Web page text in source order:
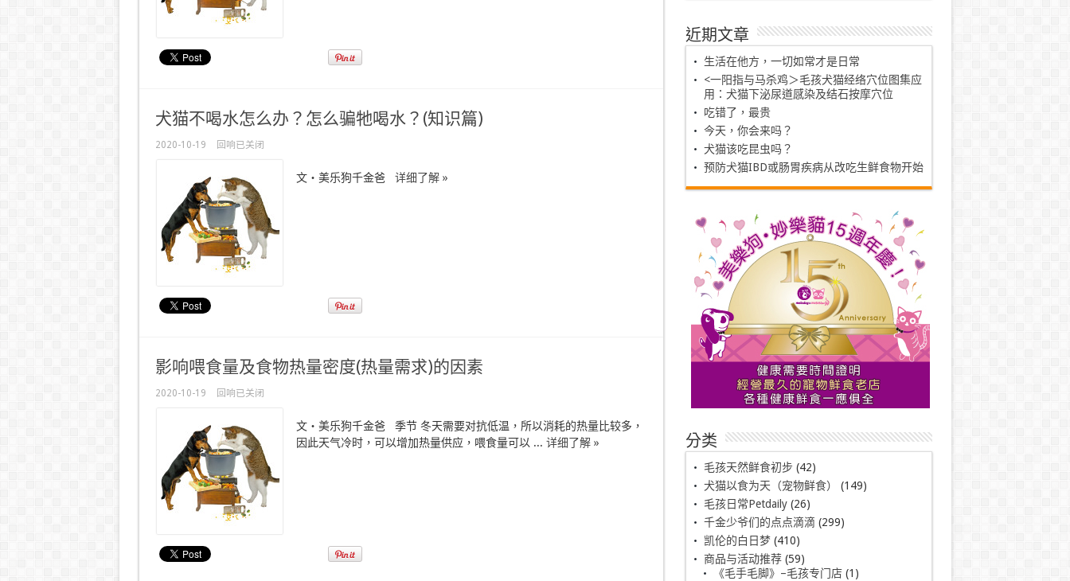
犬猫不喝水怎么办？怎么骗牠喝水？(知识篇)
2020-10-19 回响已关闭
文・美乐狗千金爸 详细了解 »
影响喂食量及食物热量密度(热量需求)的因素
2020-10-19 回响已关闭
文・美乐狗千金爸 季节 冬天需要对抗低温，所以消耗的热量比较多，
因此天气冷时，可以增加热量供应，喂食量可以 ... 详细了解 »
近期文章
生活在他方，一切如常才是日常
<一阳指与马杀鸡＞毛孩犬猫经络穴位图集应
用：犬猫下泌尿道感染及结石按摩穴位
吃错了，最贵
今天，你会来吗？
犬猫该吃昆虫吗？
预防犬猫IBD或肠胃疾病从改吃生鲜食物开始
分类
毛孩天然鲜食初步 (42)
犬猫以食为天（宠物鲜食）
(149)
毛孩日常Petdaily(26)
千金少爷们的点点滴滴 (299)
凯伦的白日梦(410)
商品与活动推荐(59)
《毛手毛脚》–毛孩专门店(1)